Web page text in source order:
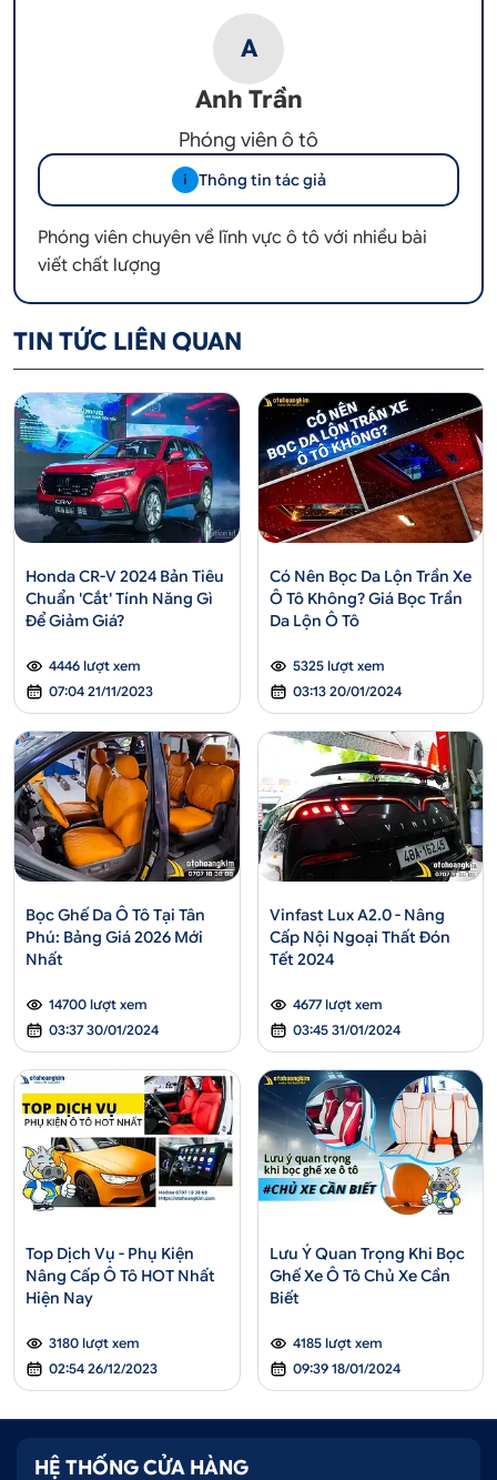
A
Anh Trần
Phóng viên ô tô
i Thông tin tác giả
Phóng viên chuyên về lĩnh vực ô tô với nhiều bài
viết chất lượng
TIN TỨC LIÊN QUAN
Honda CR-V 2024 Bản Tiêu
Chuẩn 'Cắt' Tính Năng Gì
Để Giảm Giá?
4446 lượt xem
07:04 21/11/2023
Có Nên Bọc Da Lộn Trần Xe
Ô Tô Không? Giá Bọc Trần
Da Lộn Ô Tô
5325 lượt xem
03:13 20/01/2024
Bọc Ghế Da Ô Tô Tại Tân
Phú: Bảng Giá 2026 Mới
Nhất
14700 lượt xem
03:37 30/01/2024
Vinfast Lux A2.0 - Nâng
Cấp Nội Ngoại Thất Đón
Tết 2024
4677 lượt xem
03:45 31/01/2024
Top Dịch Vụ - Phụ Kiện
Nâng Cấp Ô Tô HOT Nhất
Hiện Nay
3180 lượt xem
02:54 26/12/2023
Lưu Ý Quan Trọng Khi Bọc
Ghế Xe Ô Tô Chủ Xe Cần
Biết
4185 lượt xem
09:39 18/01/2024
HỆ THỐNG CỬA HÀNG